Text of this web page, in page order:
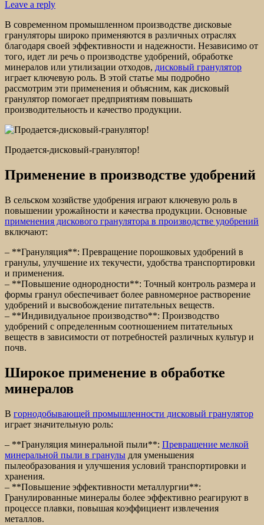
Leave a reply
В современном промышленном производстве дисковые
грануляторы широко применяются в различных отраслях
благодаря своей эффективности и надежности. Независимо от
того, идет ли речь о производстве удобрений, обработке
минералов или утилизации отходов, дисковый гранулятор
играет ключевую роль. В этой статье мы подробно
рассмотрим эти применения и объясним, как дисковый
гранулятор помогает предприятиям повышать
производительность и качество продукции.
Продается-дисковый-гранулятор!
Применение в производстве удобрений
В сельском хозяйстве удобрения играют ключевую роль в
повышении урожайности и качества продукции. Основные
применения дискового гранулятора в производстве удобрений
включают:
– **Грануляция**: Превращение порошковых удобрений в
гранулы, улучшение их текучести, удобства транспортировки
и применения.
– **Повышение однородности**: Точный контроль размера и
формы гранул обеспечивает более равномерное растворение
удобрений и высвобождение питательных веществ.
– **Индивидуальное производство**: Производство
удобрений с определенным соотношением питательных
веществ в зависимости от потребностей различных культур и
почв.
Широкое применение в обработке
минералов
В горнодобывающей промышленности дисковый гранулятор
играет значительную роль:
– **Грануляция минеральной пыли**: Превращение мелкой
минеральной пыли в гранулы для уменьшения
пылеобразования и улучшения условий транспортировки и
хранения.
– **Повышение эффективности металлургии**:
Гранулированные минералы более эффективно реагируют в
процессе плавки, повышая коэффициент извлечения
металлов.